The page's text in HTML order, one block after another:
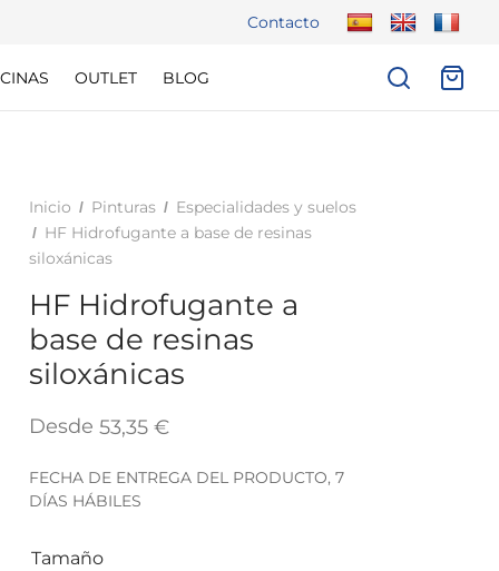
Contacto
OUTLET BLOG
Inicio / Pinturas / Especialidades y suelos
/ HF Hidrofugante a base de resinas
siloxánicas
HF Hidrofugante a
base de resinas
siloxánicas
Desde 53,35 €
FECHA DE ENTREGA DEL PRODUCTO, 7
DÍAS HÁBILES
Tamaño